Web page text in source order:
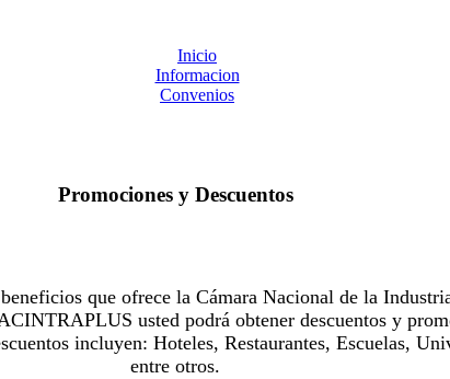
Inicio
Informacion
Convenios
Promociones y Descuentos
que ofrece la Cámara Nacional de la
usted podrá obtener descuentos y
incluyen: Hoteles, Restaurantes, Escuelas,
entre otros.